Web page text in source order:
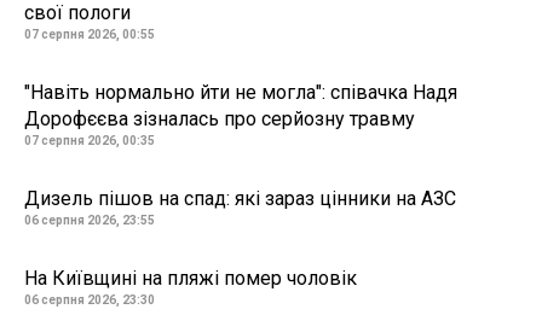
свої пологи
07 серпня 2026, 00:55
"Навіть нормально йти не могла": співачка Надя
Дорофєєва зізналась про серйозну травму
07 серпня 2026, 00:35
Дизель пішов на спад: які зараз цінники на АЗС
06 серпня 2026, 23:55
На Київщині на пляжі помер чоловік
06 серпня 2026, 23:30